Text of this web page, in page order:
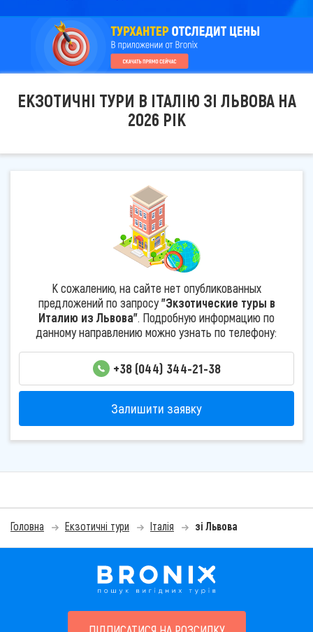
ЕКЗОТИЧНІ ТУРИ В ІТАЛІЮ ЗІ ЛЬВОВА НА
2026 РІК
К сожалению, на сайте нет опубликованных
предложений по запросу"Экзотические туры в
Италию из Львова". Подробную информацию по
данному направлению можно узнать по телефону:
+38 (044) 344-21-38
Залишити заявку
Головна Екзотичні тури Італія зі Львова